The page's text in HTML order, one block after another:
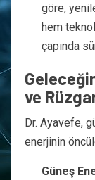
göre,
hem
çapında
ve
Dr. Ayavefe,
enerjinin
Güneş